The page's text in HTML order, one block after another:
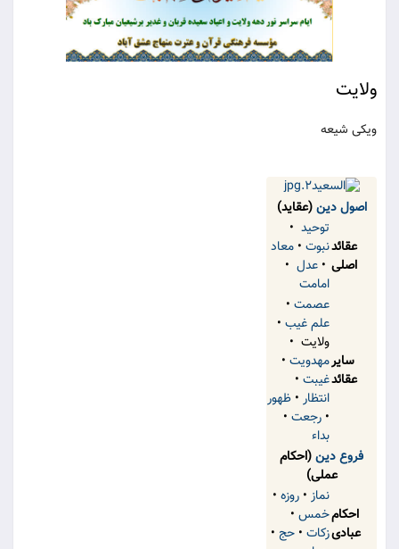
ولایت
ویکی شیعه
اصول دین(عقاید)
عقائد
اصلی
توحید •
نبوت • معاد
• عدل •
امامت
سایر
عقائد
عصمت •
علم غیب •
ولایت •
مهدویت •
غیبت •
انتظار • ظهور
• رجعت •
بداء
فروع دین(احکام
عملی)
احکام
عبادی
نماز • روزه •
خمس •
زکات • حج •